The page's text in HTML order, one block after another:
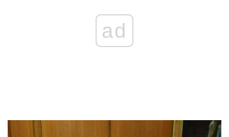
ad